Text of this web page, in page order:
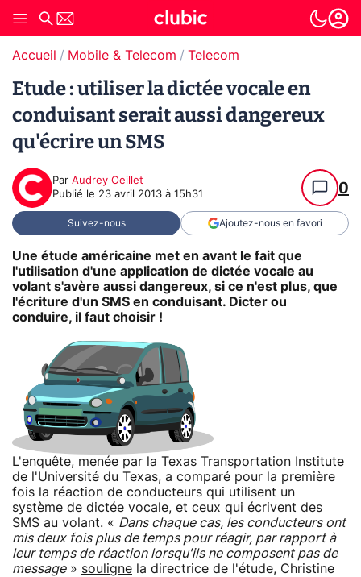
Accueil Mobile & Telecom Telecom
Etude : utiliser la dictée vocale en
conduisant serait aussi dangereux
qu'écrire un SMS
Par Audrey Oeillet
Publié le 23 avril 2013 à 15h31 0
Suivez-nous Ajoutez-nous en favori
Une étude américaine met en avant le fait que
l'utilisation d'une application de dictée vocale au
volant s'avère aussi dangereux, si ce n'est plus, que
l'écriture d'un SMS en conduisant. Dicter ou
conduire, il faut choisir !
L'enquête, menée par la Texas Transportation Institute
de l'Université du Texas, a comparé pour la première
fois la réaction de conducteurs qui utilisent un
système de dictée vocale, et ceux qui écrivent des
SMS au volant. « Dans chaque cas, les conducteurs ont
mis deux fois plus de temps pour réagir, par rapport à
leur temps de réaction lorsqu'ils ne composent pas de
message» souligne la directrice de l'étude, Christine